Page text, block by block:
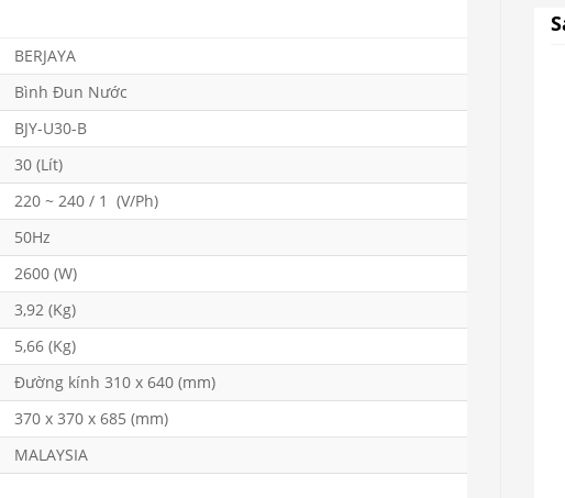
BERJAYA
Bình Đun Nước
BJY-U30-B
30 (Lít)
220 ~ 240 / 1 (V/Ph)
50Hz
2600 (W)
3,92 (Kg)
5,66 (Kg)
Đường kính 310 x 640 (mm)
370 x 370 x 685 (mm)
MALAYSIA